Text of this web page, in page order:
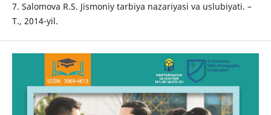
7. Salomova R.S. Jismoniy tarbiya nazariyasi va uslubiyati. –
T., 2014-yil.